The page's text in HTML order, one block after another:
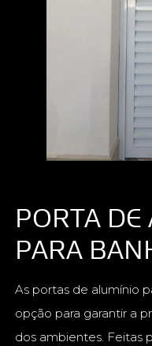
PORTA
PARA
As portas de alumínio
opção para garantir a
dos ambientes. Feitas